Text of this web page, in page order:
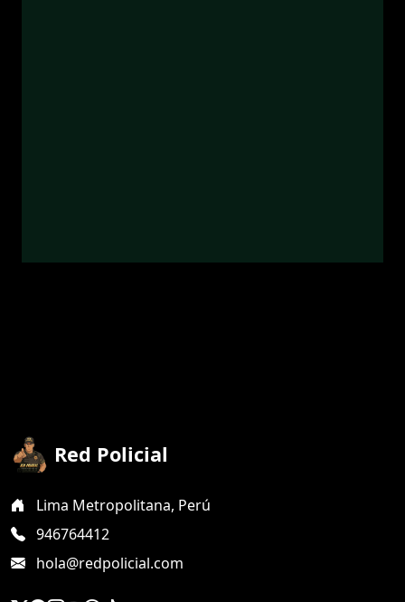
Red Policial
Lima Metropolitana, Perú
946764412
hola@redpolicial.com